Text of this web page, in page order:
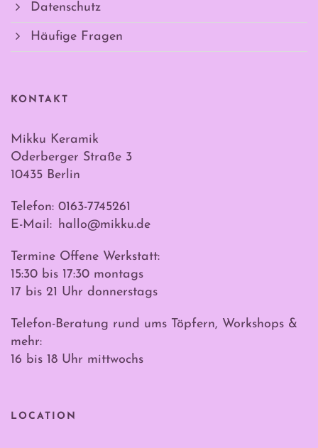
Datenschutz
Häufige Fragen
KONTAKT
Mikku Keramik
Oderberger Straße 3
10435 Berlin
Telefon: 0163-7745261
E-Mail: hallo@mikku.de
Termine Offene Werkstatt:
15:30 bis 17:30 montags
17 bis 21 Uhr donnerstags
Telefon-Beratung rund ums Töpfern, Workshops &
mehr:
16 bis 18 Uhr mittwochs
LOCATION